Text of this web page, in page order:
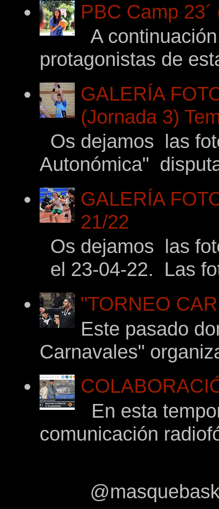
PBC Camp
A
protagonistas de
GALERÍA
(Jornada 3)
Os dejamos las
Autonómica"
GALERÍA
21/22
Os dejamos las
el 23-04-22. Las
"TORNEO
Este pasado
Carnavales"
En esta
comunicación